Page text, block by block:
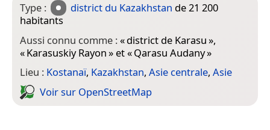
Type : district du Kazakhstan de 21 200
habitants
Aussi connu comme :«district de Karasu»,
«Karasuskiy Rayon» et «Qarasu Audany»
Lieu : Kostanaï, Kazakhstan, Asie centrale, Asie
Voir sur Open­Street­Map